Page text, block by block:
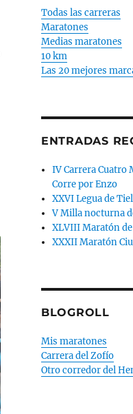
Todas las carreras
Maratones
Medias maratones
10 km
Las 20 mejores
ENTRADAS
IV Carrera Cuatro
Corre por Enzo
XXVI Legua de
V Milla nocturna
XLVIII Maratón
XXXII Maratón
BLOGROLL
Mis maratones
Carrera del Zofío
Otro corredor del